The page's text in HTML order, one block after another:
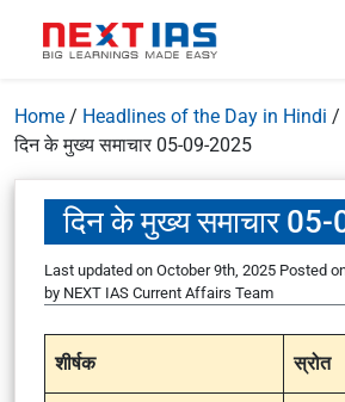
Home / Headlines of the Day in Hindi /
दिन के मुख्य समाचार 05-09-2025
दिन के मुख्य समाचार
Last updated on October 9th, 2025 Posted
by NEXT IAS Current Affairs Team
शीर्षक स्रोत